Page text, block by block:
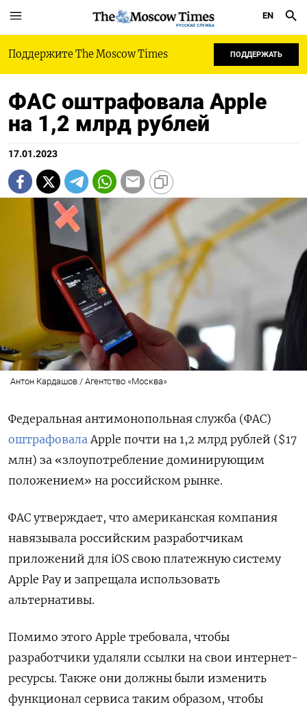
РУССКАЯ СЛУЖБА
EN
Поддержите The Moscow Times ПОДДЕРЖАТЬ
ФАС оштрафовала Apple
на 1,2 млрд рублей
17.01.2023
Антон Кардашов / Агентство «Москва»
Федеральная антимонопольная служба (ФАС)
оштрафовала Apple почти на 1,2 млрд рублей ($17
млн) за «злоупотребление доминирующим
положением» на российском рынке.
ФАС утверждает, что американская компания
навязывала российским разработчикам
приложений для iOS свою платежную систему
Apple Pay и запрещала использовать
альтернативы.
Помимо этого Apple требовала, чтобы
разработчики удаляли ссылки на свои интернет-
ресурсы. Также они должны были изменить
функционал сервиса таким образом, чтобы